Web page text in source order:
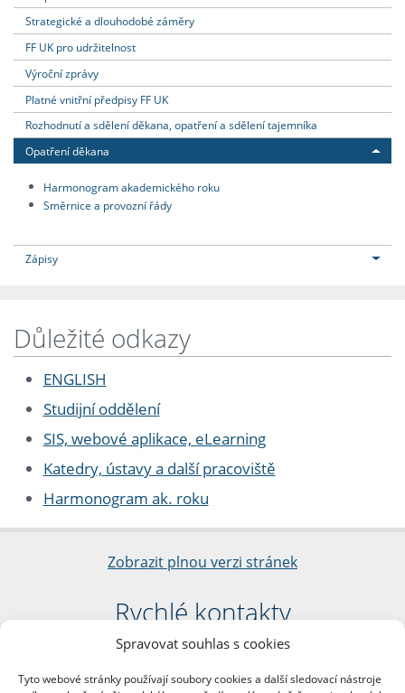
Spravovat souhlas s cookies
Tyto webové stránky používají soubory cookies a další sledovací nástroje
Strategické a dlouhodobé záměry
FF UK pro udržitelnost
Výroční zprávy
Platné vnitřní předpisy FF UK
Rozhodnutí a sdělení děkana, opatření a sdělení tajemníka
Opatření děkana
Harmonogram akademického roku
Směrnice a provozní řády
Zápisy
Důležité odkazy
ENGLISH
Studijní oddělení
SIS, webové aplikace, eLearning
Katedry, ústavy a další pracoviště
Harmonogram ak. roku
Zobrazit plnou verzi stránek
Rychlé kontakty
Filozofická fakulta
nám. Jana Palacha 1/2